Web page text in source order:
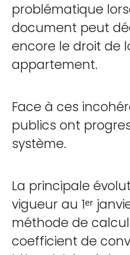
problématique
document peut
encore le droit de
appartement.
Face à ces
publics ont
système.
La principale
vigueur au 1ᵉʳ
méthode de calcul
coefficient de